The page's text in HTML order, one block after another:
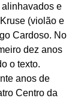
alinhavados e
(violão e
Cardoso. No
dez anos
o texto.
anos de
Centro da